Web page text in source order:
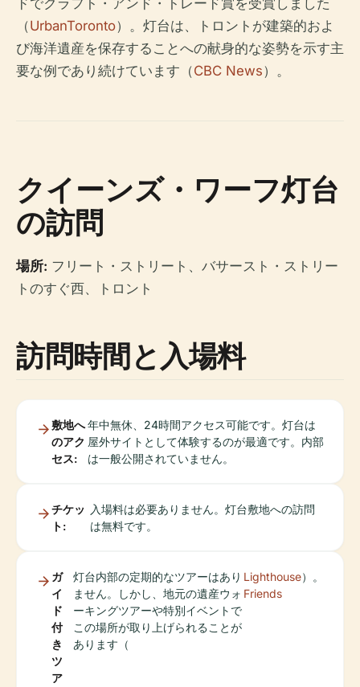
ドでクラフト・アンド・トレード賞を受賞しました
（UrbanToronto）。灯台は、トロントが建築的およ
び海洋遺産を保存することへの献身的な姿勢を示す主
要な例であり続けています（CBC News）。
クイーンズ・ワーフ灯台
の訪問
場所: フリート・ストリート、バサースト・ストリー
トのすぐ西、トロント
訪問時間と入場料
敷地へ
のアク
セス:
年中無休、24時間アクセス可能です。灯台は
屋外サイトとして体験するのが最適です。内部
は一般公開されていません。
チケッ
ト:
入場料は必要ありません。灯台敷地への訪問
は無料です。
ガ
イ
ド
付
き
ツ
ア
灯台内部の定期的なツアーはあり
ません。しかし、地元の遺産ウォ
ーキングツアーや特別イベントで
この場所が取り上げられることが
あります（
Lighthouse
Friends
）。